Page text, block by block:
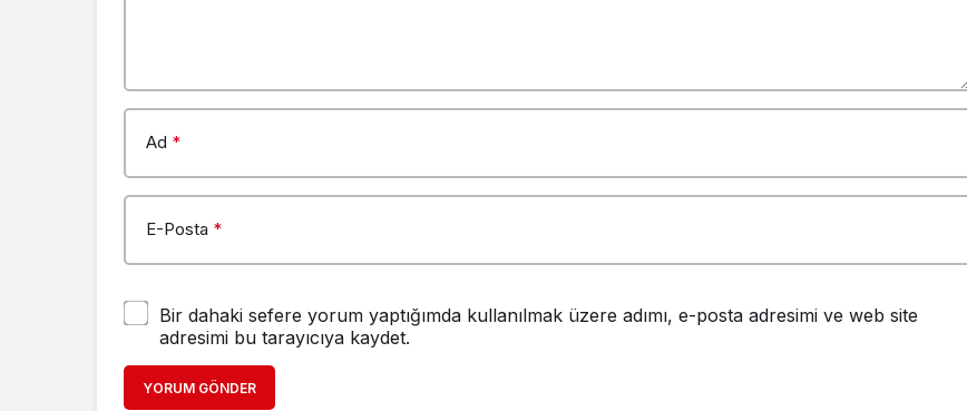
Ad *
E-Posta *
Bir dahaki sefere yorum yaptığımda kullanılmak üzere adımı, e-posta adresimi ve web site
adresimi bu tarayıcıya kaydet.
YORUM GÖNDER